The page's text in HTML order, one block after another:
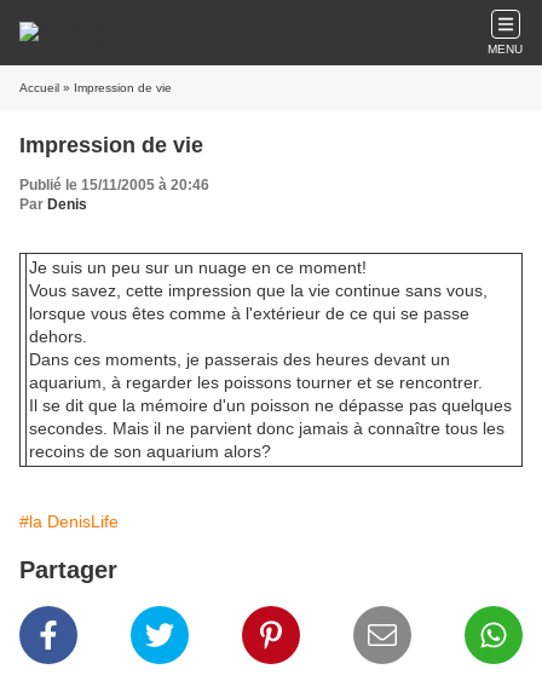
MENU
Accueil » Impression de vie
Impression de vie
Publié le 15/11/2005 à 20:46
Par Denis
Je suis un peu sur un nuage en ce moment!
Vous savez, cette impression que la vie continue sans vous,
lorsque vous êtes comme à l'extérieur de ce qui se passe
dehors.
Dans ces moments, je passerais des heures devant un
aquarium, à regarder les poissons tourner et se rencontrer.
Il se dit que la mémoire d'un poisson ne dépasse pas quelques
secondes. Mais il ne parvient donc jamais à connaître tous les
recoins de son aquarium alors?
#la DenisLife
Partager